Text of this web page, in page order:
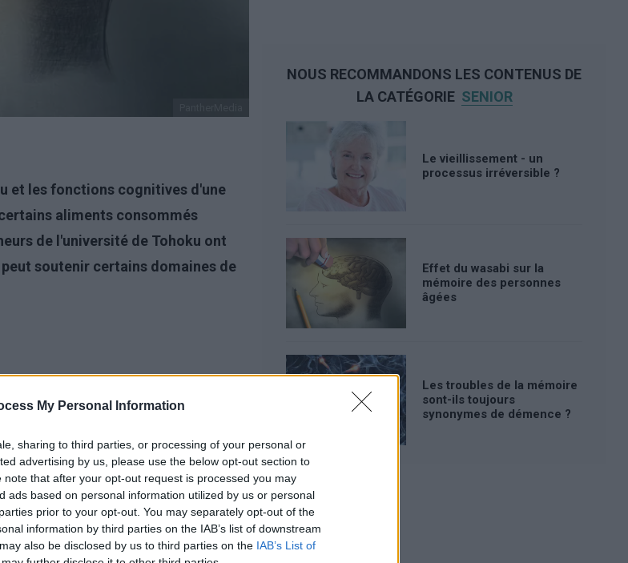
My Personal Information
sharing to third parties, or processing of your personal or
advertising by us, please use the below opt-out section to
that after your opt-out request is processed you may
ads based on personal information utilized by us or personal
prior to your opt-out. You may separately opt-out of the
information by third parties on the IAB’s list of downstream
also be disclosed by us to third parties on the IAB’s List of
et les fonctions cognitives d'une
aliments consommés
de l'université de Tohoku ont
soutenir certains domaines de
de mémoire et de
NOUS RECOMMANDONS LES CONTENUS DE
LA CATÉGORIE SENIOR
Le vieillissement - un
processus irréversible ?
Effet du wasabi sur la
mémoire des personnes
âgées
Les troubles de la mémoire
sont-ils toujours
synonymes de démence ?
Publicité: